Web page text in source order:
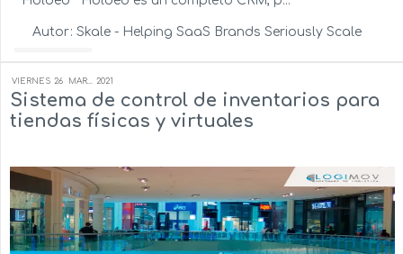
Autor: Skale - Helping SaaS Brands Seriously Scale
VIERNES 26 MAR... 2021
Sistema de control de inventarios para
tiendas físicas y virtuales